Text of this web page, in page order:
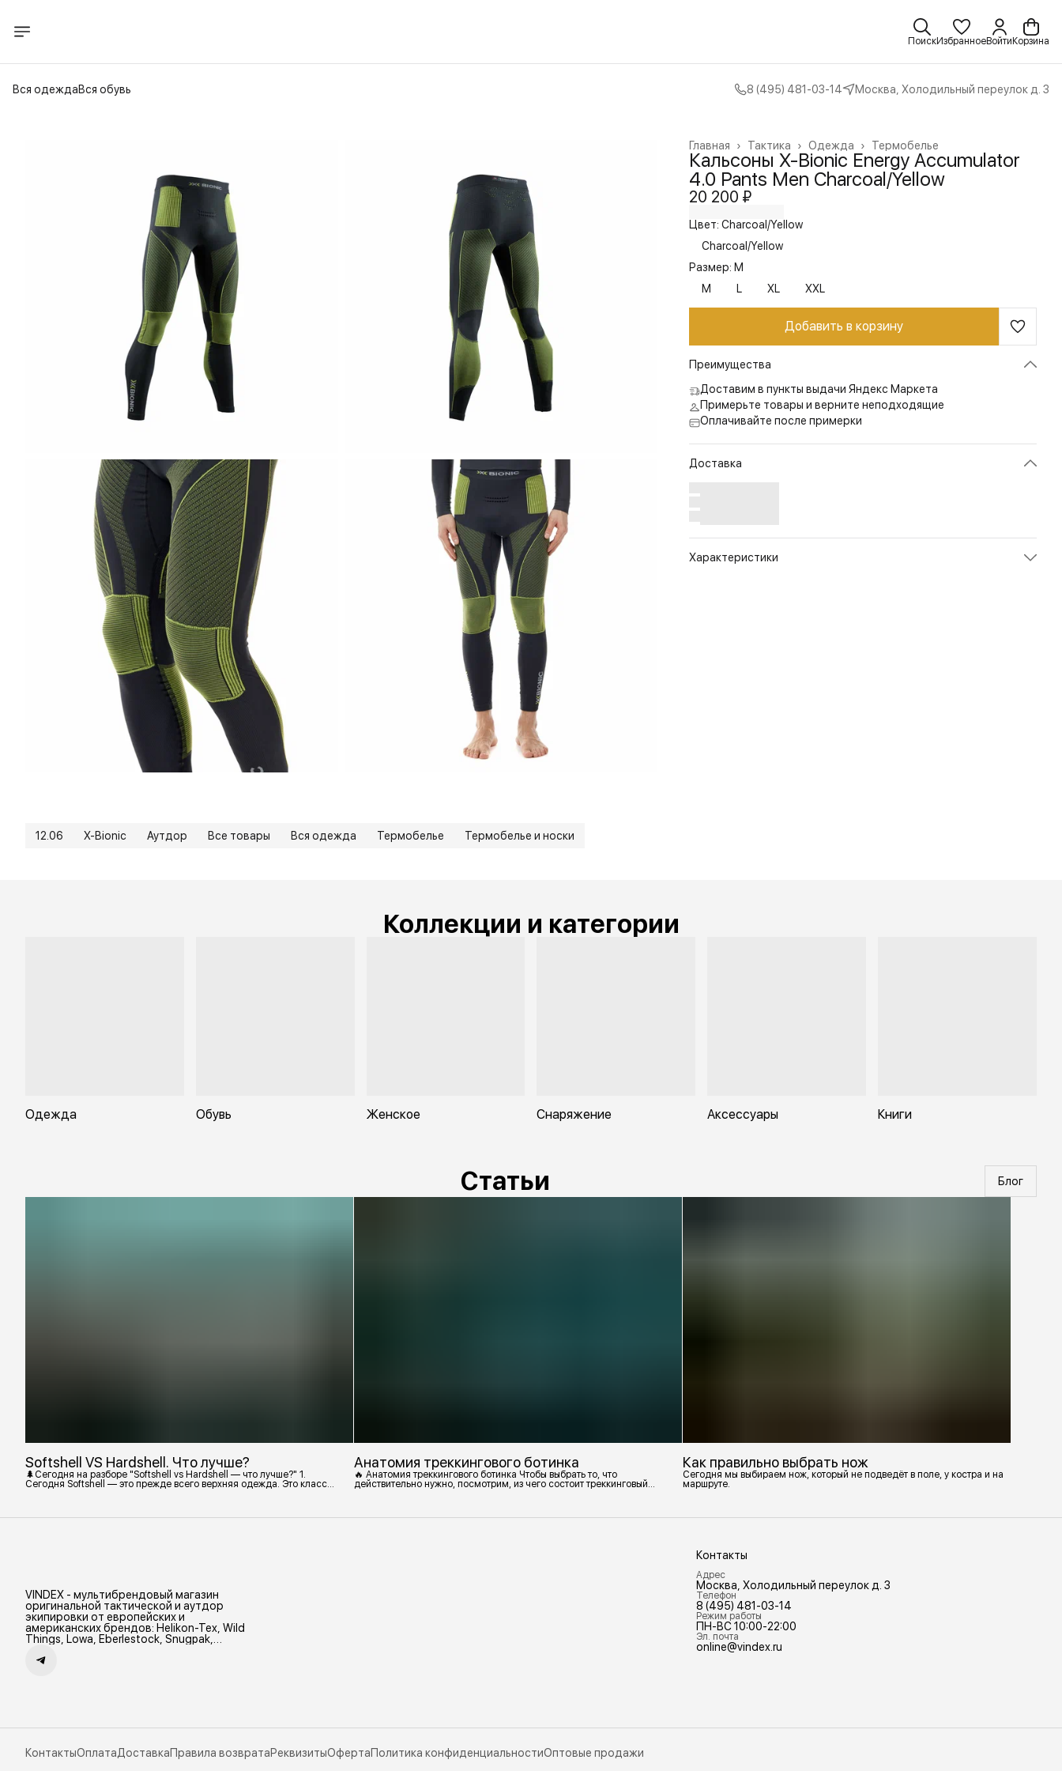
ПоискИзбранноеВойти Корзина
Вся одеждаВся обувь 8 (495) 481-03-14 Москва, Холодильный переулок д. 3
Термобелье
Одежда ›
Тактика ›
Главная ›
Кальсоны X-Bionic Energy Accumulator
4.0 Pants Men Charcoal/Yellow
20 200 ₽
Цвет: Charcoal/Yellow
Charcoal/Yellow
Размер: M
M
L XL XXL
Добавить в корзину
Преимущества
Доставим в пункты выдачи Яндекс Маркета
Примерьте товары и верните неподходящие
Оплачивайте после примерки
Доставка
Характеристики
12.06 X-Bionic Аутдор Все товары Вся одежда Термобелье Термобелье и носки
Коллекции и категории
Одежда Обувь Женское Снаряжение Аксессуары Книги
Статьи Блог
Softshell VS Hardshell. Что лучше?
🌲Сегодня на разборе "Softshell vs Hardshell — что лучше?" 1.
Сегодня Softshell — это прежде всего верхняя одежда. Это класс
Анатомия треккингового ботинка
🔥 Анатомия треккингового ботинка Чтобы выбрать то, что
действительно нужно, посмотрим, из чего состоит треккинговый
Как правильно выбрать нож
Сегодня мы выбираем нож, который не подведёт в поле, у костра и на
маршруте.
VINDEX - мультибрендовый магазин
оригинальной тактической и аутдор
экипировки от европейских и
американских брендов: Helikon-Tex, Wild
Things, Lowa, Eberlestock, Snugpak,
Контакты
Адрес
Москва, Холодильный переулок д. 3
Телефон
8 (495) 481-03-14
Режим работы
ПН-ВС 10:00-22:00
Эл. почта
online@vindex.ru
КонтактыОплатаДоставкаПравила возвратаРеквизитыОфертаПолитика конфиденциальностиОптовые продажи